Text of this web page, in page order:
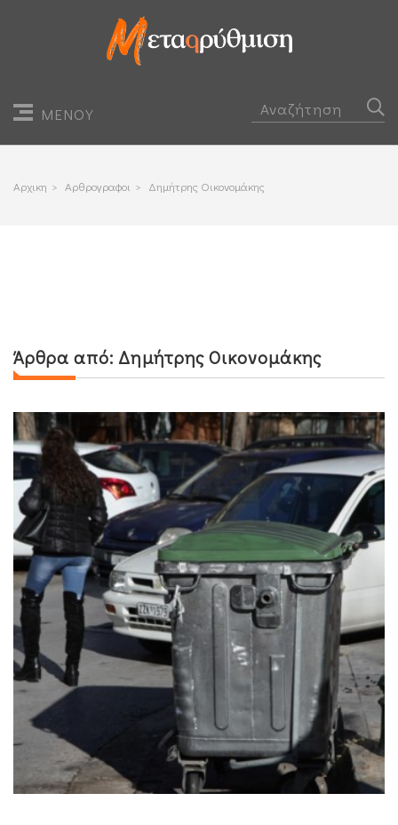
ΜΕΝΟΥ
Αρχικη > Αρθρογραφοι > Δημήτρης Οικονομάκης
Άρθρα από: Δημήτρης Οικονομάκης